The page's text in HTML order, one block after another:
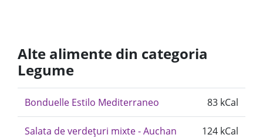
Alte alimente din categoria
Legume
Bonduelle Estilo Mediterraneo 83 kCal
Salata de verdețuri mixte - Auchan 124 kCal